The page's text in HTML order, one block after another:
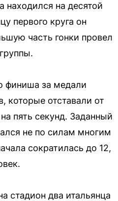
находился на десятой
первого круга он
часть гонки провел
финиша за медали
которые отставали от
пять секунд. Заданный
не по силам многим
сократилась до 12,
стадион два итальянца